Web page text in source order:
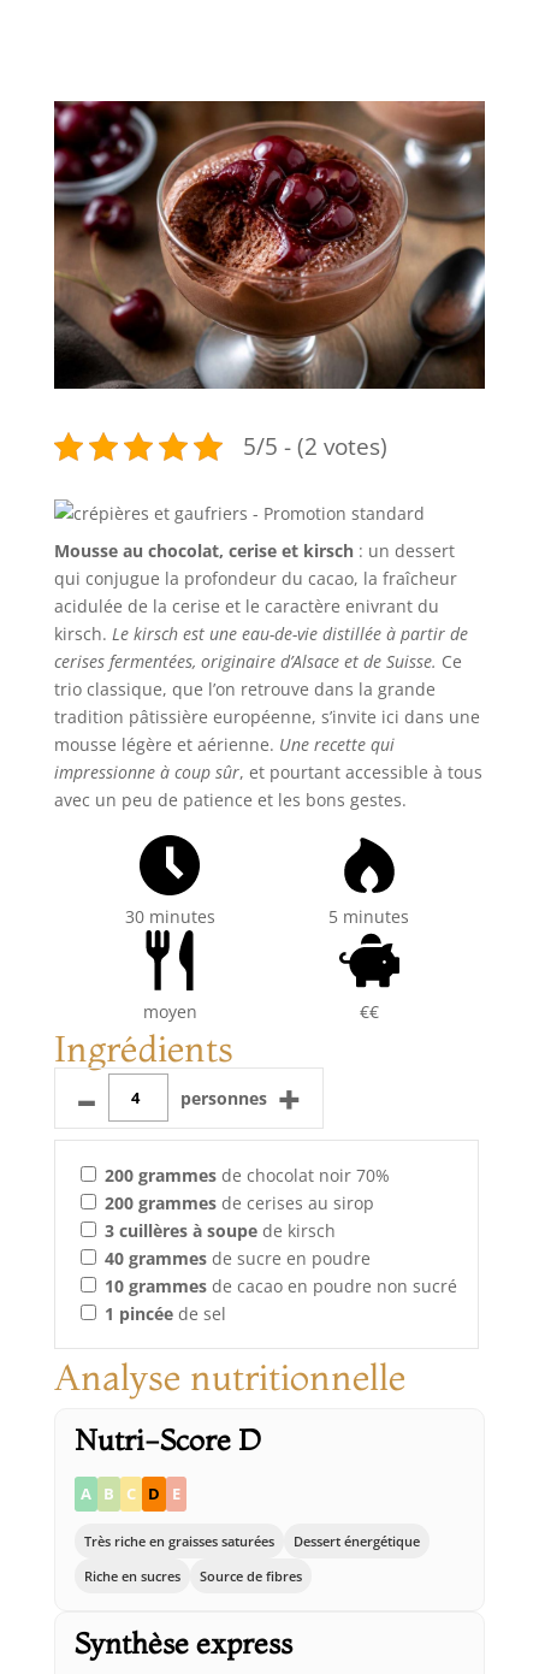
5/5 - (2 votes)
Mousse au chocolat, cerise et kirsch: un dessert
qui conjugue la profondeur du cacao, la fraîcheur
acidulée de la cerise et le caractère enivrant du
kirsch. Le kirsch est une eau-de-vie distillée à partir de
cerises fermentées, originaire d’Alsace et de Suisse. Ce
trio classique, que l’on retrouve dans la grande
tradition pâtissière européenne, s’invite ici dans une
mousse légère et aérienne. Une recette qui
impressionne à coup sûr, et pourtant accessible à tous
avec un peu de patience et les bons gestes.
30 minutes 5 minutes
moyen €€
Ingrédients
– personnes +
200 grammesde chocolat noir 70%
200 grammesde cerises au sirop
3 cuillères à soupede kirsch
40 grammesde sucre en poudre
10 grammesde cacao en poudre non sucré
1 pincéede sel
Analyse nutritionnelle
Nutri-Score D
A B C D E
Très riche en graisses saturées
Dessert énergétique
Riche en sucres
Source de fibres
Synthèse express